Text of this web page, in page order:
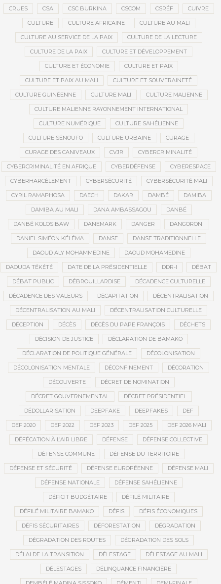
CRUES CSA CSC BURKINA CSCOM CSRÉF CUIVRE
CULTURE CULTURE AFRICAINE CULTURE AU MALI
CULTURE AU SERVICE DE LA PAIX CULTURE DE LA LECTURE
CULTURE DE LA PAIX CULTURE ET DÉVELOPPEMENT
CULTURE ET ÉCONOMIE CULTURE ET PAIX
CULTURE ET PAIX AU MALI CULTURE ET SOUVERAINETÉ
CULTURE GUINÉENNE CULTURE MALI CULTURE MALIENNE
CULTURE MALIENNE RAYONNEMENT INTERNATIONAL
CULTURE NUMÉRIQUE CULTURE SAHÉLIENNE
CULTURE SÉNOUFO CULTURE URBAINE CURAGE
CURAGE DES CANIVEAUX CVJR CYBERCRIMINALITÉ
CYBERCRIMINALITÉ EN AFRIQUE CYBERDÉFENSE CYBERESPACE
CYBERHARCÈLEMENT CYBERSÉCURITÉ CYBERSÉCURITÉ MALI
CYRIL RAMAPHOSA DAECH DAKAR DAMBÉ DAMIBA
DAMIBA AU MALI DANA AMBASSAGOU DANBÉ
DANBÉ KOLOSIBAW DANEMARK DANGER DANGORONI
DANIEL SIMÉON KÉLÉMA DANSE DANSE TRADITIONNELLE
DAOUD ALY MOHAMMEDINE DAOUD MOHAMEDINE
DAOUDA TÉKÉTÉ DATE DE LA PRÉSIDENTIELLE DDR-I DÉBAT
DÉBAT PUBLIC DÉBROUILLARDISE DÉCADENCE CULTURELLE
DÉCADENCE DES VALEURS DÉCAPITATION DÉCENTRALISATION
DÉCENTRALISATION AU MALI DÉCENTRALISATION CULTURELLE
DÉCEPTION DÉCÈS DÉCÈS DU PAPE FRANÇOIS DÉCHETS
DÉCISION DE JUSTICE DÉCLARATION DE BAMAKO
DÉCLARATION DE POLITIQUE GÉNÉRALE DÉCOLONISATION
DÉCOLONISATION MENTALE DÉCONFINEMENT DÉCORATION
DÉCOUVERTE DÉCRET DE NOMINATION
DÉCRET GOUVERNEMENTAL DÉCRET PRÉSIDENTIEL
DÉDOLLARISATION DEEPFAKE DEEPFAKES DEF
DEF 2020 DEF 2022 DEF 2023 DEF 2025 DEF 2026 MALI
DÉFÉCATION À L’AIR LIBRE DÉFENSE DÉFENSE COLLECTIVE
DÉFENSE COMMUNE DÉFENSE DU TERRITOIRE
DÉFENSE ET SÉCURITÉ DÉFENSE EUROPÉENNE DÉFENSE MALI
DÉFENSE NATIONALE DÉFENSE SAHÉLIENNE
DÉFICIT BUDGÉTAIRE DÉFILÉ MILITAIRE
DÉFILÉ MILITAIRE BAMAKO DÉFIS DÉFIS ÉCONOMIQUES
DÉFIS SÉCURITAIRES DÉFORESTATION DÉGRADATION
DÉGRADATION DES ROUTES DÉGRADATION DES SOLS
DÉLAI DE LA TRANSITION DÉLESTAGE DÉLESTAGE AU MALI
DÉLESTAGES DÉLINQUANCE FINANCIÈRE